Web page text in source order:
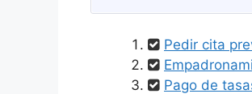
Pedir cita
Pago de